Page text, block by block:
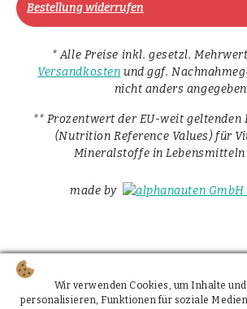
Bestellung widerrufen
* Alle Preise inkl. gesetzl.
Versandkosten und ggf.
nicht anders
** Prozentwert der EU-weit geltenden
(Nutrition Reference Values) für
Mineralstoffe in Lebensmitteln
made by
Wir verwenden Cookies, um Inhalte
personalisieren, Funktionen für soziale